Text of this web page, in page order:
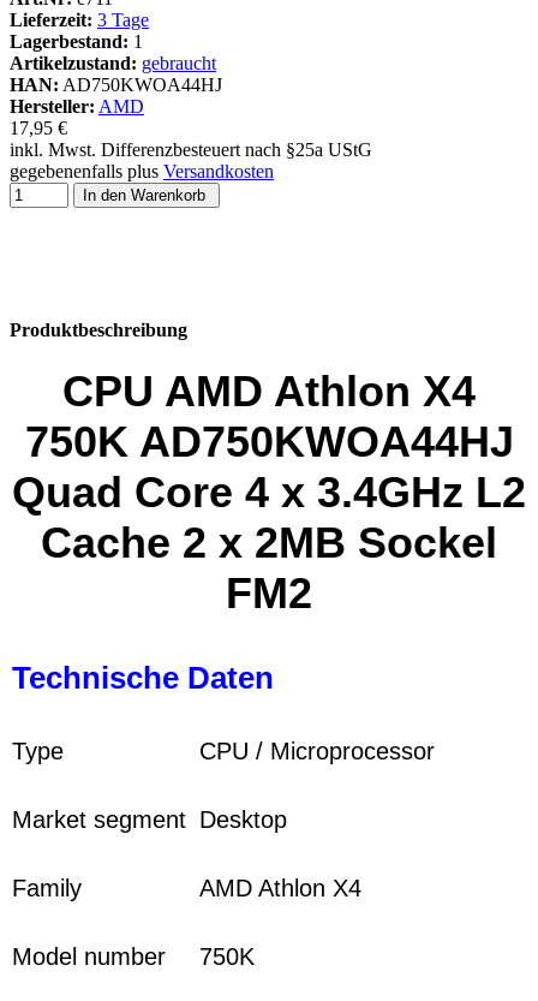
Lieferzeit: 3 Tage
Lagerbestand: 1
Artikelzustand: gebraucht
HAN: AD750KWOA44HJ
Hersteller: AMD
17,95 €
inkl. Mwst. Differenzbesteuert nach §25a UStG
gegebenenfalls plus Versandkosten
In den Warenkorb
Produktbeschreibung
CPU AMD Athlon X4
750K AD750KWOA44HJ
Quad Core 4 x 3.4GHz L2
Cache 2 x 2MB Sockel
FM2
Technische Daten
Type CPU / Microprocessor
Market segment Desktop
Family AMD Athlon X4
Model number 750K